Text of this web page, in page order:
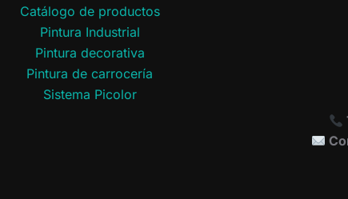
Catálogo de productos
Pintura Industrial
Pintura decorativa
Pintura de carrocería
Sistema Picolor